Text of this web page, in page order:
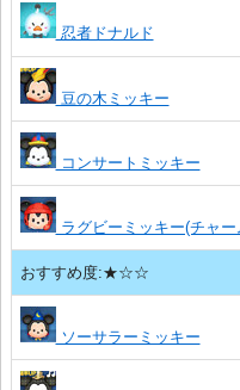
忍者ドナルド
豆の木ミッキー
コンサートミッキー
ラグビーミッキー(チャー
おすすめ度:★☆☆
ソーサラーミッキー